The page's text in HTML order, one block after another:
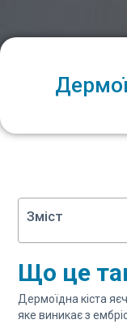
Зміст
Що це
Дермоїдна кіста
яке виникає з